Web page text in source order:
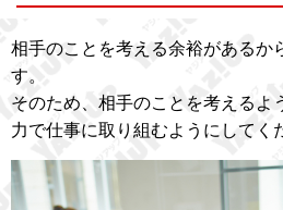
相手のことを考える余裕があるか
す。
そのため、相手のことを考えるよ
力で仕事に取り組むようにしてく